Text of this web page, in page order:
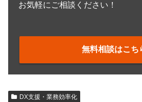
お気軽にご相談ください！
無料相談はこち
DX支援・業務効率化